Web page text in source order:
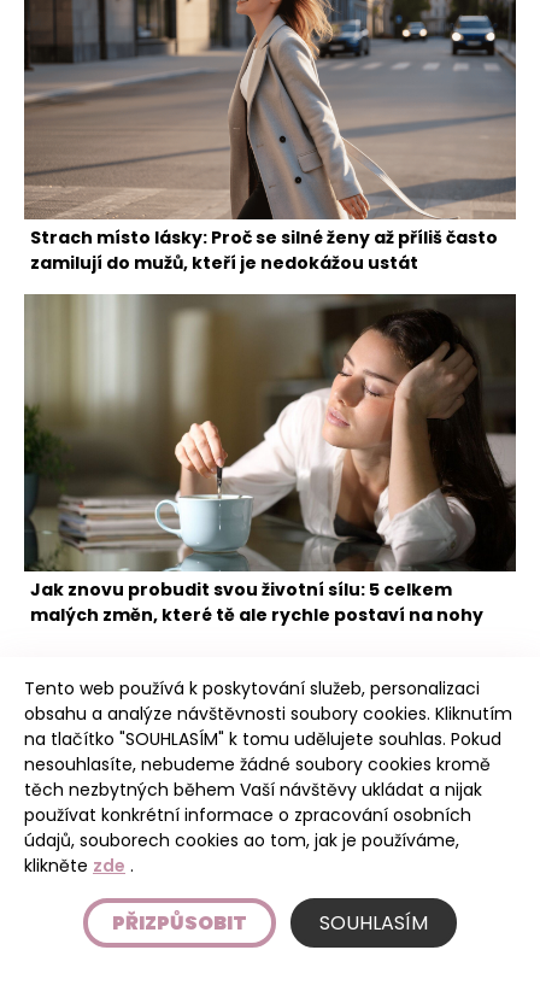
Strach místo lásky: Proč se silné ženy až příliš často
zamilují do mužů, kteří je nedokážou ustát
Jak znovu probudit svou životní sílu: 5 celkem
malých změn, které tě ale rychle postaví na nohy
Poudree
Úvod
Etický kodex
Tento web používá k poskytování služeb, personalizaci
obsahu a analýze návštěvnosti soubory cookies. Kliknutím
na tlačítko "SOUHLASÍM" k tomu udělujete souhlas. Pokud
nesouhlasíte, nebudeme žádné soubory cookies kromě
těch nezbytných během Vaší návštěvy ukládat a nijak
používat konkrétní informace o zpracování osobních
údajů, souborech cookies ao tom, jak je používáme,
klikněte zde .
PŘIZPŮSOBIT SOUHLASÍM